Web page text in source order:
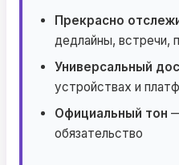
Прекрасно
дедлайны, встречи,
Универсальный
устройствах и
Официальный тон
обязательство